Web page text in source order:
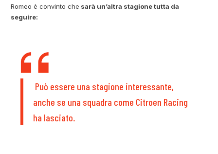
Romeo è convinto che sarà un’altra stagione tutta da
seguire:
Può essere una stagione interessante,
anche se una squadra come Citroen Racing
ha lasciato.